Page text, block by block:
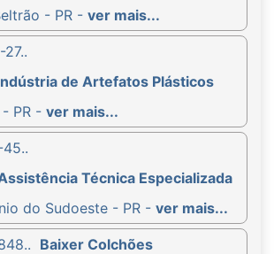
- PR - ver mais...
de Artefatos Plásticos
PR - ver mais...
Técnica Especializada
do Sudoeste - PR - ver mais...
Baixer Colchões